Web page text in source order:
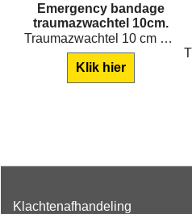
Emergency bandage
traumazwachtel 10cm.
Traumazwachtel 10 cm breed.
Klik hier
Klachtenafhandeling